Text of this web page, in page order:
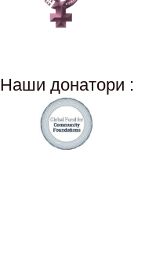
Наши донатори :